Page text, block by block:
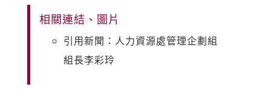
相關連結、圖片
引用新聞：人力資源處管理企劃組
組長李彩玲